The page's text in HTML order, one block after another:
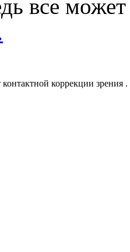
все может
коррекции зрения .